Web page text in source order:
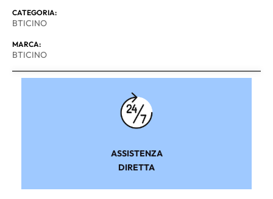
CATEGORIA:
BTICINO
MARCA:
BTICINO
ASSISTENZA
DIRETTA